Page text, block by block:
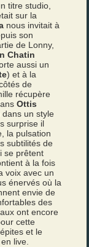
titre studio,
sur la
nous invitait à
son
de Lonny,
Chatin
aussi un
) et à la
de
récupère
Ottis
un style
surprise il
la pulsation
subtilités de
se prêtent
à la fois
voix avec un
énervés où la
envie de
des
ont encore
cette
et le
live.